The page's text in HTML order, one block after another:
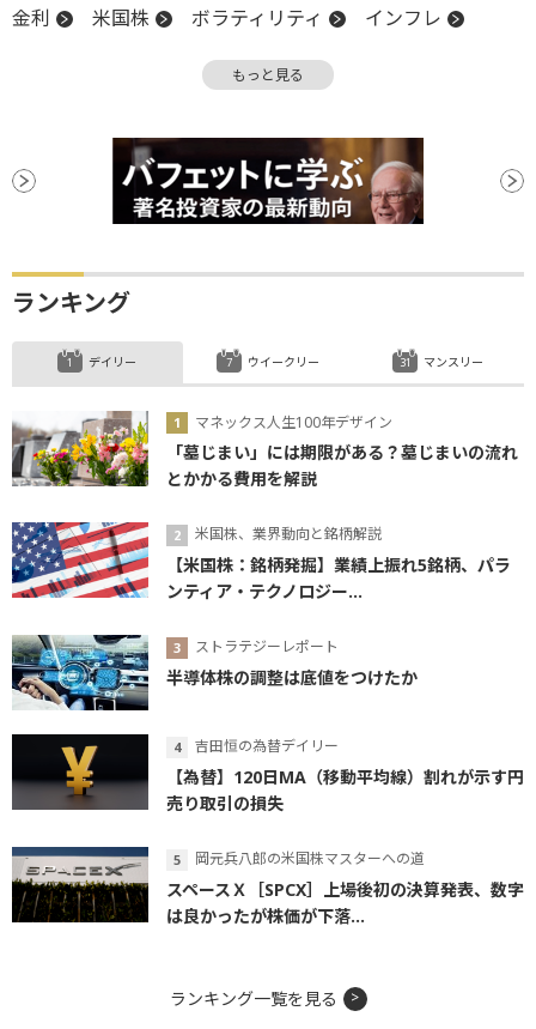
金利
米国株 ボラティリティ
インフレ
米連邦公開市場委員会
安全資産
個人消費支出
債券
ナスダック100
VIX指数
利下げ
もっと見る
ランキング
デイリー
マネックス人生100年デザイン
「墓じまい」には期限がある？墓じまいの流れ
とかかる費用を解説
米国株、業界動向と銘柄解説
【米国株：銘柄発掘】業績上振れ5銘柄、パラ
ンティア・テクノロジー...
ストラテジーレポート
半導体株の調整は底値をつけたか
吉田恒の為替デイリー
【為替】120日MA（移動平均線）割れが示す円
売り取引の損失
岡元兵八郎の米国株マスターへの道
スペースＸ［SPCX］上場後初の決算発表、数字
は良かったが株価が下落...
ウイークリー マンスリー
ランキング一覧を見る